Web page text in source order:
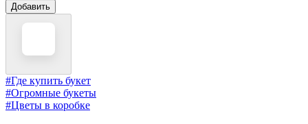
Добавить
#Где купить букет
#Огромные букеты
#Цветы в коробке